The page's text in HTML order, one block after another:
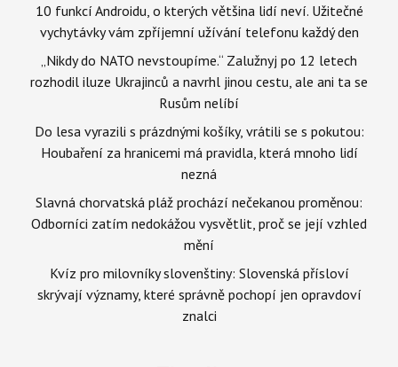
10 funkcí Androidu, o kterých většina lidí neví. Užitečné
vychytávky vám zpříjemní užívání telefonu každý den
„Nikdy do NATO nevstoupíme.“ Zalužnyj po 12 letech
rozhodil iluze Ukrajinců a navrhl jinou cestu, ale ani ta se
Rusům nelíbí
Do lesa vyrazili s prázdnými košíky, vrátili se s pokutou:
Houbaření za hranicemi má pravidla, která mnoho lidí
nezná
Slavná chorvatská pláž prochází nečekanou proměnou:
Odborníci zatím nedokážou vysvětlit, proč se její vzhled
mění
Kvíz pro milovníky slovenštiny: Slovenská přísloví
skrývají významy, které správně pochopí jen opravdoví
znalci